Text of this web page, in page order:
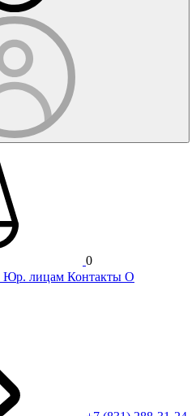
0
Юр. лицам Контакты О